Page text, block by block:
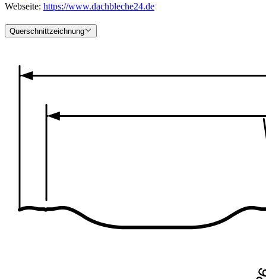
Webseite: https://www.dachbleche24.de
Querschnittzeichnung